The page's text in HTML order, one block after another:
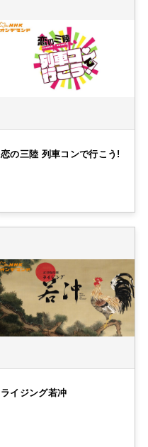
恋の三陸 列車コンで行こう!
ライジング若冲